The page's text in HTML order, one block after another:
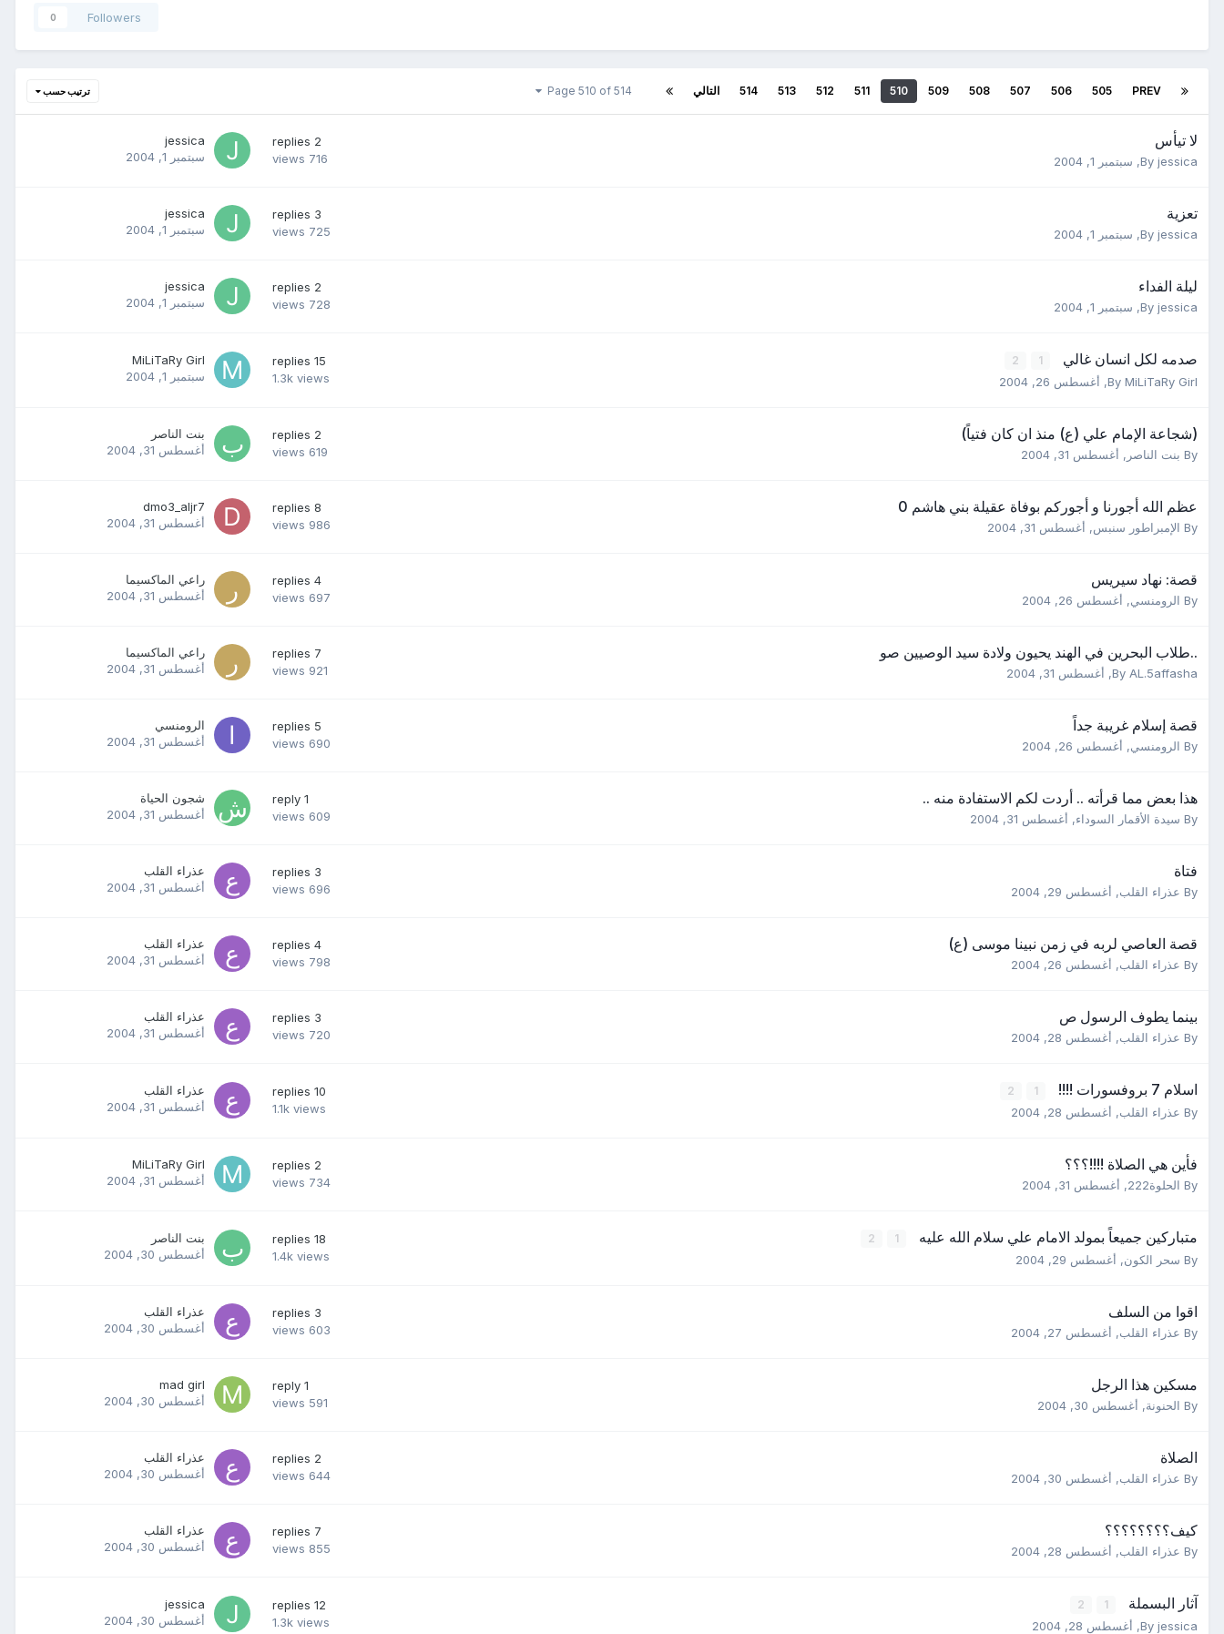
Followers
0
ترتيب حسب PREV
505
506
507
508
509
510
511
512
513
514 التالي Page 510 of 514
لا تيأس
By jessica
, سبتمبر 1, 2004
2
replies
716
views
jessica
سبتمبر 1, 2004
تعزية
By jessica
, سبتمبر 1, 2004
3
replies
725
views
jessica
سبتمبر 1, 2004
ليلة الفداء
By jessica
, سبتمبر 1, 2004
2
replies
728
views
jessica
سبتمبر 1, 2004
صدمه لكل انسان غالي 1
2
By MiLiTaRy Girl
, أغسطس 26, 2004
15
replies
1.3k views
MiLiTaRy Girl
سبتمبر 1, 2004
(شجاعة الإمام علي (ع) منذ ان كان فتياً)
By بنت الناصر , أغسطس 31, 2004
2
replies
619
views
بنت الناصر
أغسطس 31, 2004
عظم الله أجورنا و أجوركم بوفاة عقيلة بني هاشم 0
By الإمبراطور سنبس, أغسطس 31, 2004
8
replies
986
views
dmo3_aljr7
أغسطس 31, 2004
قصة: نهاد سيريس
By الرومنسي, أغسطس 26, 2004
4
replies
697
views
راعي الماكسيما
أغسطس 31, 2004
..طلاب البحرين في الهند يحيون ولادة سيد الوصيين صو
By AL.5affasha
, أغسطس 31, 2004
7
replies
921
views
راعي الماكسيما
أغسطس 31, 2004
قصة إسلام غريبة جداً
By الرومنسي, أغسطس 26, 2004
5
replies
690
views
الرومنسي
أغسطس 31, 2004
هذا بعض مما قرأته .. أردت لكم الاستفادة منه ..
By سيدة الأقمار السوداء, أغسطس 31, 2004
1
reply
609
views
شجون الحياة
أغسطس 31, 2004
فتاة
By عذراء القلب, أغسطس 29, 2004
3
replies
696
views
عذراء القلب
أغسطس 31, 2004
قصة العاصي لربه في زمن نبينا موسى (ع)
By عذراء القلب, أغسطس 26, 2004
4
replies
798
views
عذراء القلب
أغسطس 31, 2004
بينما يطوف الرسول ص
By عذراء القلب, أغسطس 28, 2004
3
replies
720
views
عذراء القلب
أغسطس 31, 2004
اسلام 7 بروفسورات !!!! 1
2
By عذراء القلب, أغسطس 28, 2004
10
replies
1.1k views
عذراء القلب
أغسطس 31, 2004
فأين هي الصلاة !!!!؟؟؟
By الحلوة222 , أغسطس 31, 2004
2
replies
734
views
MiLiTaRy Girl
أغسطس 31, 2004
متباركين جميعاً بمولد الامام علي سلام الله عليه 1
2
By سحر الكون, أغسطس 29, 2004
18
replies
1.4k views
بنت الناصر
أغسطس 30, 2004
اقوا من السلف
By عذراء القلب, أغسطس 27, 2004
3
replies
603
views
عذراء القلب
أغسطس 30, 2004
مسكين هذا الرجل
By الحنونة, أغسطس 30, 2004
1
reply
591
views
mad girl
أغسطس 30, 2004
الصلاة
By عذراء القلب, أغسطس 30, 2004
2
replies
644
views
عذراء القلب
أغسطس 30, 2004
كيف؟؟؟؟؟؟؟؟
By عذراء القلب, أغسطس 28, 2004
7
replies
855
views
عذراء القلب
أغسطس 30, 2004
آثار البسملة 1
2
By jessica
, أغسطس 28, 2004
12
replies
1.3k views
jessica
أغسطس 30, 2004